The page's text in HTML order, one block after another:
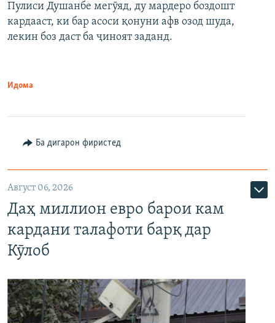
Пулиси Душанбе мегӯяд, ду мардеро боздошт
кардааст, ки бар асоси қонуни афв озод шуда,
лекин боз даст ба ҷиноят заданд.
Идома
Ба дигарон фиристед
Август 06, 2026
Даҳ миллион евро барои кам
кардани талафоти барқ дар
Кӯлоб